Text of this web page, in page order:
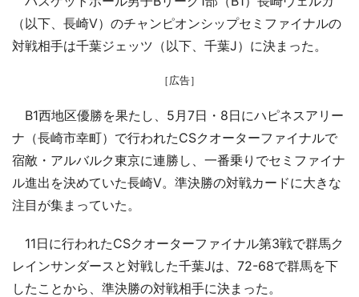
（以下、長崎V）のチャンピオンシップセミファイナルの
対戦相手は千葉ジェッツ（以下、千葉J）に決まった。
［広告］
B1西地区優勝を果たし、5月7日・8日にハピネスアリー
ナ（長崎市幸町）で行われたCSクオーターファイナルで
宿敵・アルバルク東京に連勝し、一番乗りでセミファイナ
ル進出を決めていた長崎V。準決勝の対戦カードに大きな
注目が集まっていた。
11日に行われたCSクオーターファイナル第3戦で群馬ク
レインサンダースと対戦した千葉Jは、72-68で群馬を下
したことから、準決勝の対戦相手に決まった。